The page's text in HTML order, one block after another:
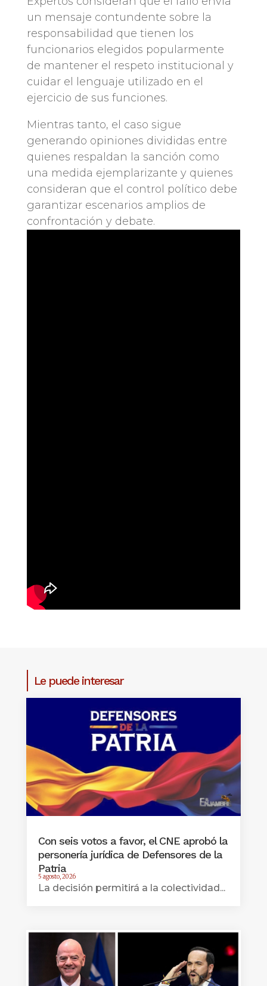
un mensaje contundente sobre la
responsabilidad que tienen los
funcionarios elegidos popularmente
de mantener el respeto institucional y
cuidar el lenguaje utilizado en el
ejercicio de sus funciones.
Mientras tanto, el caso sigue
generando opiniones divididas entre
quienes respaldan la sanción como
una medida ejemplarizante y quienes
consideran que el control político debe
garantizar escenarios amplios de
confrontación y debate.
Le puede interesar
Con seis votos a favor, el CNE aprobó la
personería jurídica de Defensores de la
Patria
5 agosto, 2026
La decisión permitirá a la colectividad...